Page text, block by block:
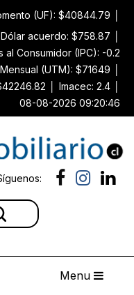
(UF): $40844.79
Dólar acuerdo: $758.87
al Consumidor (IPC): -0.2
(UTM): $71649
Imacec: 2.4
08-08-2026 09:20:46
Menu